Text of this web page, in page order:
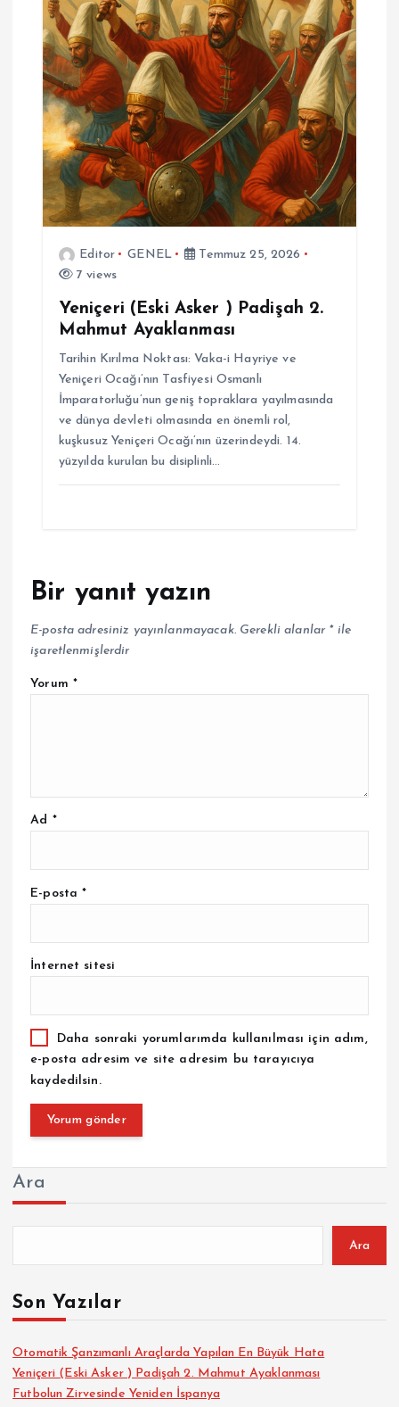
Editor GENEL
Temmuz 25, 2026
7 views
Yeniçeri (Eski Asker ) Padişah 2.
Mahmut Ayaklanması
Tarihin Kırılma Noktası: Vaka-i Hayriye ve
Yeniçeri Ocağı’nın Tasfiyesi Osmanlı
İmparatorluğu’nun geniş topraklara yayılmasında
ve dünya devleti olmasında en önemli rol,
kuşkusuz Yeniçeri Ocağı’nın üzerindeydi. 14.
yüzyılda kurulan bu disiplinli…
Bir yanıt yazın
E-posta adresiniz yayınlanmayacak. Gerekli alanlar *ile
işaretlenmişlerdir
Yorum *
Ad *
E-posta*
İnternet sitesi
Daha sonraki yorumlarımda kullanılması için adım,
e-posta adresim ve site adresim bu tarayıcıya
kaydedilsin.
Ara
Ara
Son Yazılar
Otomatik Şanzımanlı Araçlarda Yapılan En Büyük Hata
Yeniçeri (Eski Asker ) Padişah 2. Mahmut Ayaklanması
Futbolun Zirvesinde Yeniden İspanya